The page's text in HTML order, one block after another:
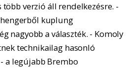
több verzió áll rendelkezésre. -
kuplung
nagyobb a választék. - Komoly
technikailag hasonló
a legújabb Brembo